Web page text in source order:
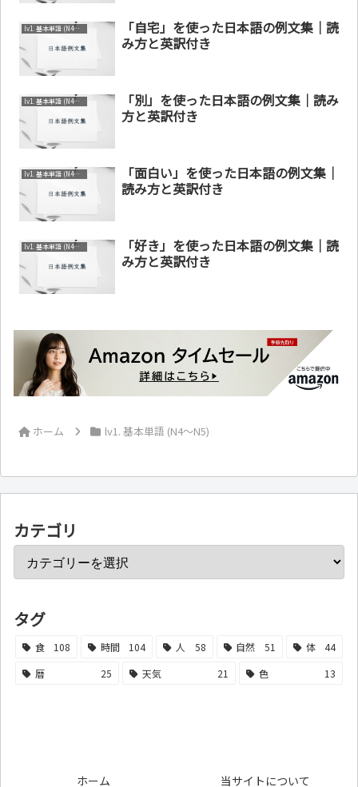
lv1. 基本単語 (N4～N5)
「自宅」を使った日本語の例文集｜読
み方と英訳付き
lv1. 基本単語 (N4～N5)
「別」を使った日本語の例文集｜読み
方と英訳付き
lv1. 基本単語 (N4～N5)
「面白い」を使った日本語の例文集｜
読み方と英訳付き
lv1. 基本単語 (N4～N5)
「好き」を使った日本語の例文集｜読
み方と英訳付き
ホーム lv1. 基本単語 (N4～N5)
カテゴリ
タグ
食 108 時間 104 人 58 自然 51 体
44
暦
25 天気 21 色 13
ホーム 当サイトについて